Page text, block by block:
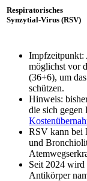
Respiratorisches
Synzytial-Virus (RSV)
Impfzeitpunkt:
möglichst vor
(36+6), um
schützen.
Hinweis:
die sich gegen
RSV kann bei
und
Seit 2024 wird
Antikörper